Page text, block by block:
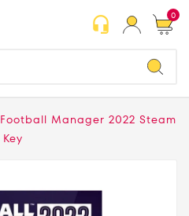
headset_mic 0
Football Manager 2022 Steam
Key